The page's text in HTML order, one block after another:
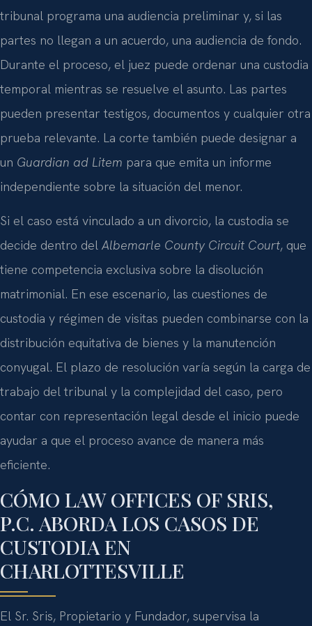
tribunal programa una audiencia preliminar y, si las
partes no llegan a un acuerdo, una audiencia de fondo.
Durante el proceso, el juez puede ordenar una custodia
temporal mientras se resuelve el asunto. Las partes
pueden presentar testigos, documentos y cualquier otra
prueba relevante. La corte también puede designar a
un Guardian ad Litem para que emita un informe
independiente sobre la situación del menor.
Si el caso está vinculado a un divorcio, la custodia se
decide dentro del Albemarle County Circuit Court, que
tiene competencia exclusiva sobre la disolución
matrimonial. En ese escenario, las cuestiones de
custodia y régimen de visitas pueden combinarse con la
distribución equitativa de bienes y la manutención
conyugal. El plazo de resolución varía según la carga de
trabajo del tribunal y la complejidad del caso, pero
contar con representación legal desde el inicio puede
ayudar a que el proceso avance de manera más
eficiente.
CÓMO LAW OFFICES OF SRIS,
P.C. ABORDA LOS CASOS DE
CUSTODIA EN
CHARLOTTESVILLE
El Sr. Sris, Propietario y Fundador, supervisa la